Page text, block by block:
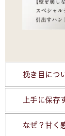
挽き目につ
上手に保存
なぜ？甘く